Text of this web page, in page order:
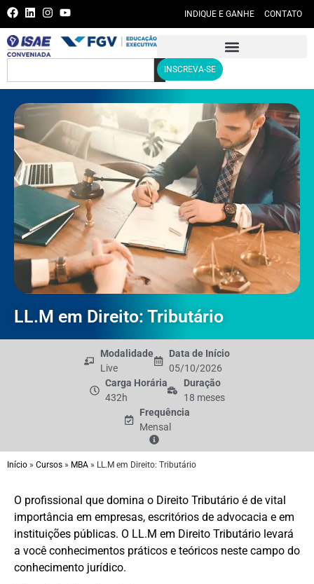
INDIQUE E GANHE CONTATO
INSCREVA-SE
LL.M em Direito: Tributário
Modalidade
Live
Data de Início
05/10/2026
Carga Horária
432h
Duração
18 meses
Frequência
Mensal
Início » Cursos » MBA » LL.M em Direito: Tributário
O profissional que domina o Direito Tributário é de vital
importância em empresas, escritórios de advocacia e em
instituições públicas. O LL.M em Direito Tributário levará
a você conhecimentos práticos e teóricos neste campo do
conhecimento jurídico.